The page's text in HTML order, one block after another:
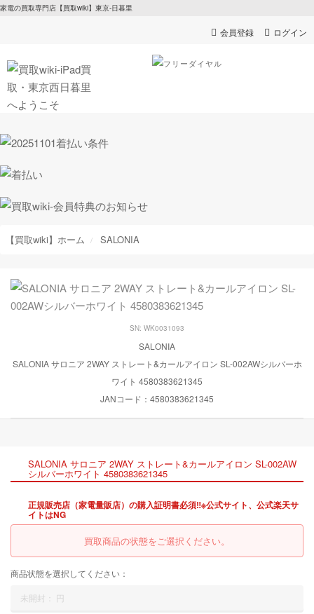
家電の買取専門店【買取wiki】東京-日暮里
会員登録 ログイン
【買取wiki】ホーム SALONIA
SN: WK0031093
SALONIA
SALONIA サロニア 2WAY ストレート&カールアイロン SL-002AWシルバーホ
ワイト 4580383621345
JANコード：4580383621345
SALONIA サロニア 2WAY ストレート&カールアイロン SL-002AW
シルバーホワイト 4580383621345
正規販売店（家電量販店）の購入証明書必須‼※公式サイト、公式楽天サ
イトはNG
買取商品の状態をご選択ください。
商品状態を選択してください：
未開封： 円